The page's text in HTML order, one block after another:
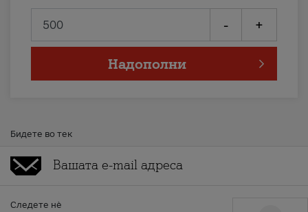
- +
Надополни
Бидете во тек
Следете нè